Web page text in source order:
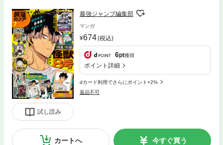
試し読み
最強ジャンプ編集部
マンガ
674(税込)
6pt獲得
ポイント詳細
dカード利用でさらにポイント+2%
返品不可
カートへ 今すぐ買う